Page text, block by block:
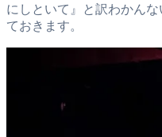
にしといて』と訳わかん
ておきます。